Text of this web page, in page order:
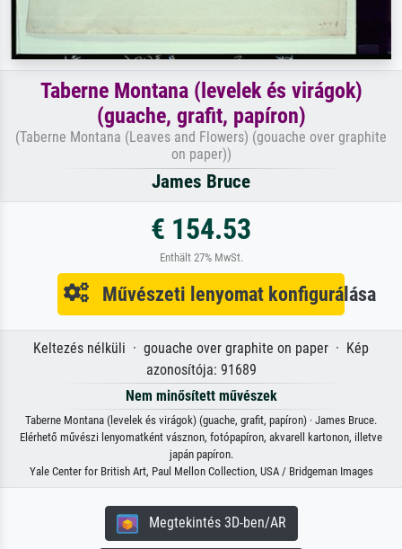
Taberne Montana (levelek és virágok)
(guache, grafit, papíron)
(Taberne Montana (Leaves and Flowers) (gouache over graphite
on paper))
James Bruce
€ 154.53
Enthält 27% MwSt.
Művészeti lenyomat konfigurálása
Keltezés nélküli · gouache over graphite on paper · Kép
azonosítója: 91689
Nem minősített művészek
Taberne Montana (levelek és virágok) (guache, grafit, papíron) · James Bruce.
Elérhető művészi lenyomatként vásznon, fotópapíron, akvarell kartonon, illetve
japán papíron.
Yale Center for British Art, Paul Mellon Collection, USA / Bridgeman Images
Megtekintés 3D-ben/AR